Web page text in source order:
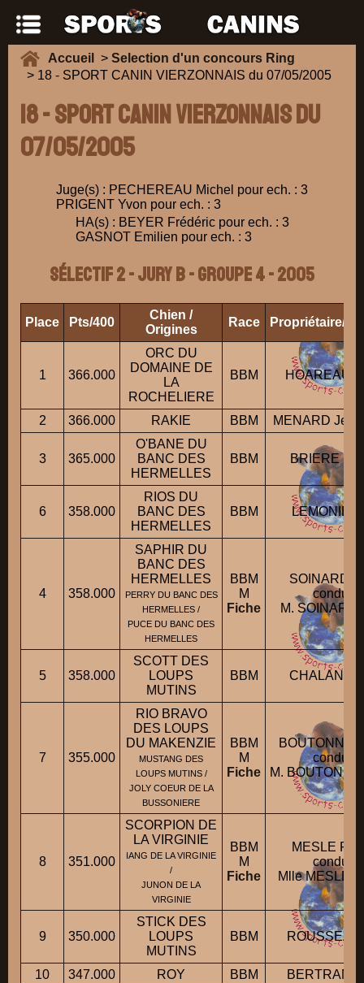
Accueil > Selection d'un concours Ring
> 18 - SPORT CANIN VIERZONNAIS du 07/05/2005
18 - SPORT CANIN VIERZONNAIS du
07/05/2005
Juge(s) : PECHEREAU Michel pour ech. : 3
PRIGENT Yvon pour ech. : 3
HA(s) : BEYER Frédéric pour ech. : 3
GASNOT Emilien pour ech. : 3
Sélectif 2 - Jury B - Groupe 4 - 2005
Place Pts/400
Chien /
Origines
Race Propriétaire/
1 366.000
ORC DU
DOMAINE DE
LA
ROCHELIERE
BBM HOAREAU
2 366.000 RAKIE BBM MENARD
3 365.000
O'BANE DU
BANC DES
HERMELLES
BBM BRIERE
6 358.000
RIOS DU
BANC DES
HERMELLES
BBM LEMONIER
4 358.000
SAPHIR DU
BANC DES
HERMELLES
PERRY DU BANC DES
HERMELLES /
PUCE DU BANC DES
HERMELLES
BBM
M
Fiche
SOINARD
conduit
M. SOINARD
5 358.000
SCOTT DES
LOUPS
MUTINS
BBM
7 355.000
RIO BRAVO
DES LOUPS
DU MAKENZIE
MUSTANG DES
LOUPS MUTINS /
JOLY COEUR DE LA
BUSSONIERE
BBM
M
Fiche
conduit
M.
8 351.000
SCORPION DE
LA VIRGINIE
IANG DE LA VIRGINIE
/
JUNON DE LA
VIRGINIE
BBM
M
Fiche
MESLE
conduit
Mlle MESLE
9 350.000
STICK DES
LOUPS
MUTINS
BBM
10 347.000 ROY BBM